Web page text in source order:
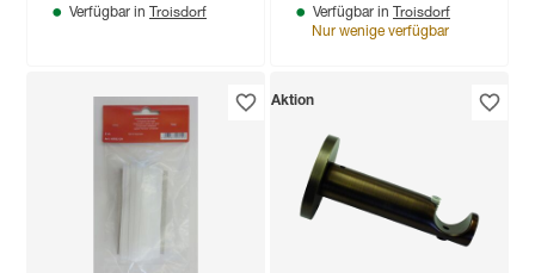
Verfügbar in Troisdorf
Verfügbar in Troisdorf
Nur wenige verfügbar
Aktion